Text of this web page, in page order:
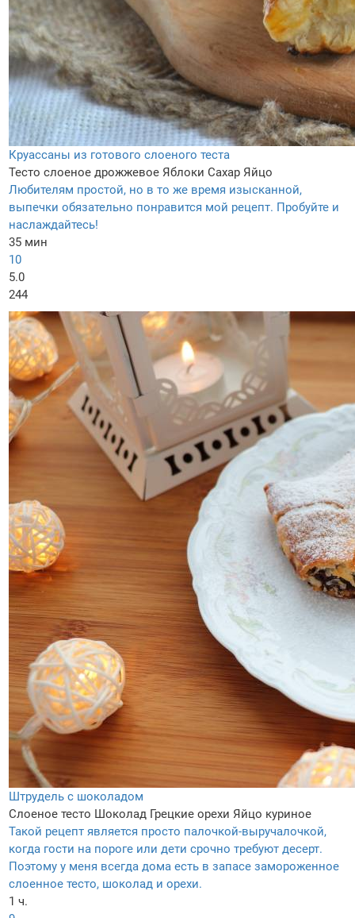
Круассаны из готового слоеного теста
Тесто слоеное дрожжевое Яблоки Сахар Яйцо
Любителям простой, но в то же время изысканной,
выпечки обязательно понравится мой рецепт. Пробуйте и
наслаждайтесь!
35 мин
10
5.0
244
Штрудель с шоколадом
Слоеное тесто Шоколад Грецкие орехи Яйцо куриное
Такой рецепт является просто палочкой-выручалочкой,
когда гости на пороге или дети срочно требуют десерт.
Поэтому у меня всегда дома есть в запасе замороженное
слоенное тесто, шоколад и орехи.
1 ч.